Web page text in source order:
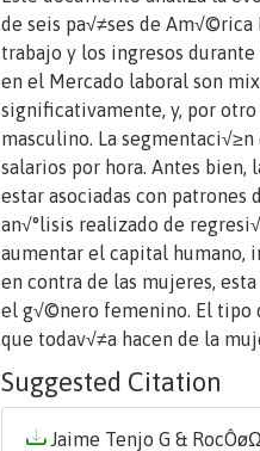
de seis pa√≠ses de
trabajo y los ingresos
en el Mercado laboral son
significativamente, y, por
masculino. La
salarios por hora. Antes bien,
estar asociadas con
an√°lisis realizado de
aumentar el capital humano,
en contra de las mujeres,
el g√©nero femenino. El tipo
que todav√≠a hacen de la
Suggested Citation
Jaime Tenjo G &